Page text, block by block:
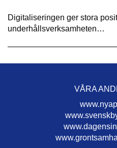
Digitaliseringen ger stora
underhållsverksamheten…
VÅRA